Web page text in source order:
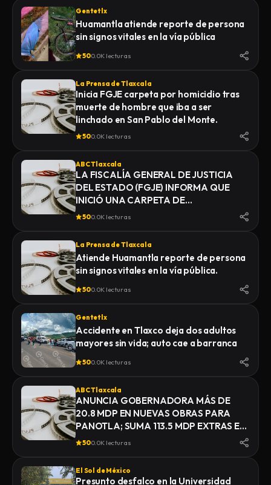
Gentetlx
Huamantla atiende reporte de persona
sin signos vitales en la vía pública
500.0K lecturas
La Prensa de Tlaxcala
Inicia FGJE carpeta por homicidio tras
muerte de hombre que iba a ser
linchado en San Pablo del Monte.
500.0K lecturas
ABC Tlaxcala
LA FISCALÍA GENERAL DE JUSTICIA
DEL ESTADO (FGJE) INFORMA QUE
INICIÓ UNA CARPETA DE
INVESTIGACIÓN POR EL DELITO DE
MIENTRAS ERA TRASLADADO POR
ELEMENTOS DE LA POLICÍA MUNICIPAL
DE SAN PABLO DEL MONTE AL
INSTITUTO DE CIENCIAS FORENSES
CERTIFICADO MÉDICO
CORRESPONDIENTE
500.0K lecturas
La Prensa de Tlaxcala
Atiende Huamantla reporte de persona
sin signos vitales en la vía pública.
500.0K lecturas
Gentetlx
Accidente en Tlaxco deja dos adultos
mayores sin vida; auto cae a barranca
500.0K lecturas
ABC Tlaxcala
ANUNCIA GOBERNADORA MÁS DE
20.8 MDP EN NUEVAS OBRAS PARA
PANOTLA; SUMA 113.5 MDP EXTRAS EN
INFRAESTRUCTURA
500.0K lecturas
El Sol de México
Presunto desfalco en la Universidad